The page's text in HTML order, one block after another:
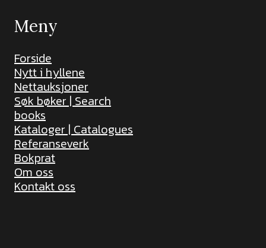
Meny
Forside
Nytt i hyllene
Nettauksjoner
Søk bøker | Search
books
Kataloger | Catalogues
Referanseverk
Bokprat
Om oss
Kontakt oss